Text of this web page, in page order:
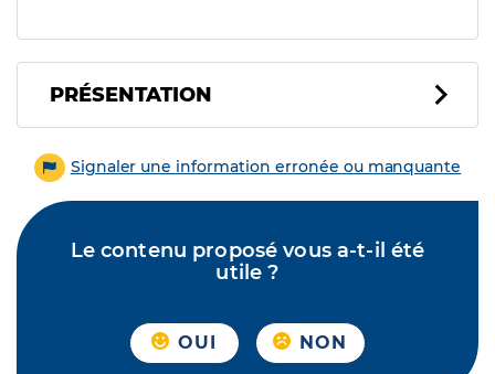
PRÉSENTATION
Signaler une information erronée ou manquante
Le contenu proposé vous a-t-il été
utile ?
OUI NON